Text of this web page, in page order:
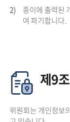
2)
종이에 출력된
여 파기합니다.
제9
위원회는 개인정보